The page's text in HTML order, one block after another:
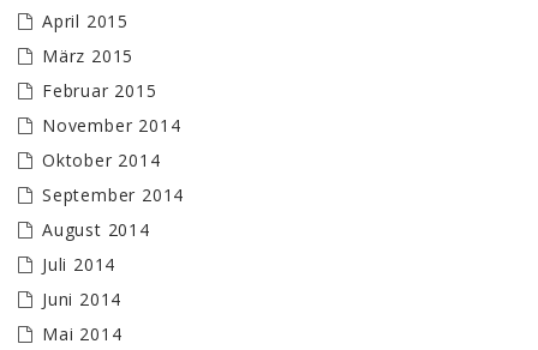
April 2015
März 2015
Februar 2015
November 2014
Oktober 2014
September 2014
August 2014
Juli 2014
Juni 2014
Mai 2014